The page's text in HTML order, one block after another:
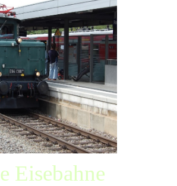
Eisebahne